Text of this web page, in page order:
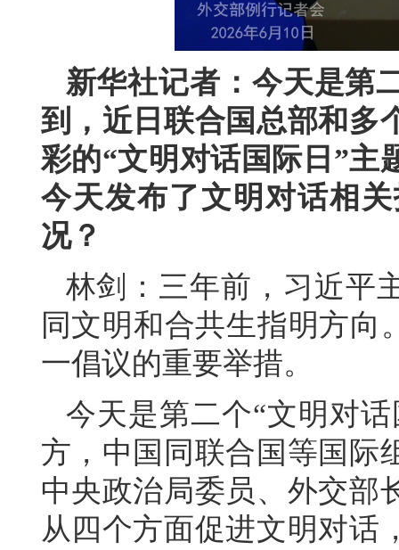
新华社记者：今天是第
到，近日联合国总部和多
彩的“文明对话国际日”主
今天发布了文明对话相
况？
林剑：三年前，习近平
同文明和合共生指明方向
一倡议的重要举措。
今天是第二个“文明对
方，中国同联合国等国际
中央政治局委员、外交部
从四个方面促进文明对话